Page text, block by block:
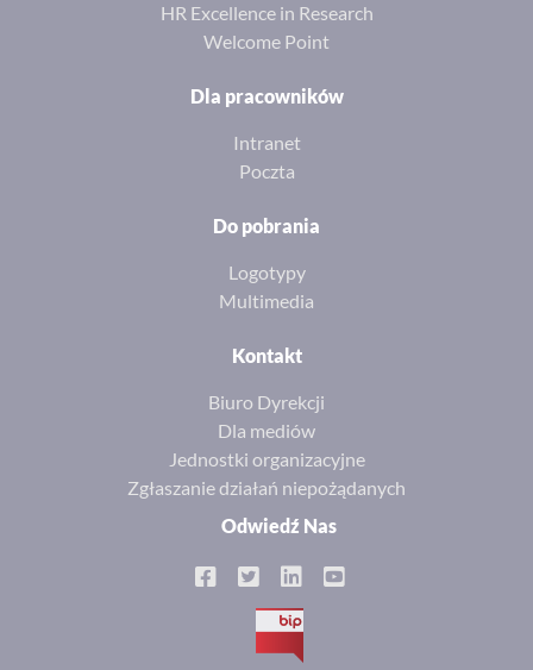
HR Excellence in Research
Welcome Point
Dla pracowników
Intranet
Poczta
Do pobrania
Logotypy
Multimedia
Kontakt
Biuro Dyrekcji
Dla mediów
Jednostki organizacyjne
Zgłaszanie działań niepożądanych
Odwiedź Nas
BIP